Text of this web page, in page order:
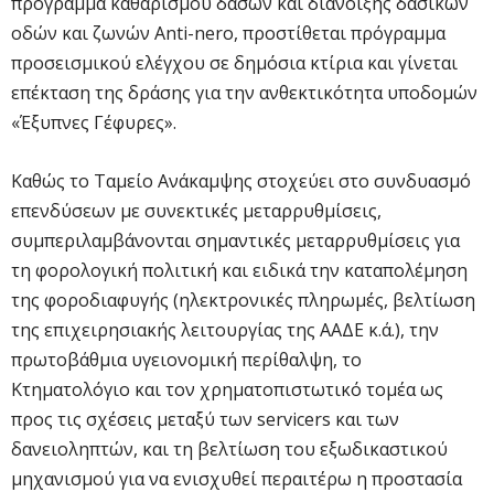
οδών και ζωνών Anti-nero, προστίθεται πρόγραμμα
προσεισμικού ελέγχου σε δημόσια κτίρια και γίνεται
επέκταση της δράσης για την ανθεκτικότητα υποδομών
«Έξυπνες Γέφυρες».
Καθώς το Ταμείο Ανάκαμψης στοχεύει στο συνδυασμό
επενδύσεων με συνεκτικές μεταρρυθμίσεις,
συμπεριλαμβάνονται σημαντικές μεταρρυθμίσεις για
τη φορολογική πολιτική και ειδικά την καταπολέμηση
της φοροδιαφυγής (ηλεκτρονικές πληρωμές, βελτίωση
της επιχειρησιακής λειτουργίας της ΑΑΔΕ κ.ά.), την
πρωτοβάθμια υγειονομική περίθαλψη, το
Κτηματολόγιο και τον χρηματοπιστωτικό τομέα ως
προς τις σχέσεις μεταξύ των servicers και των
δανειοληπτών, και τη βελτίωση του εξωδικαστικού
μηχανισμού για να ενισχυθεί περαιτέρω η προστασία